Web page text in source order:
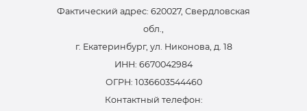
Фактический адрес: 620027, Свердловская
обл.,
г. Екатеринбург, ул. Никонова, д. 18
ИНН: 6670042984
ОГРН: 1036603544460
Контактный телефон: